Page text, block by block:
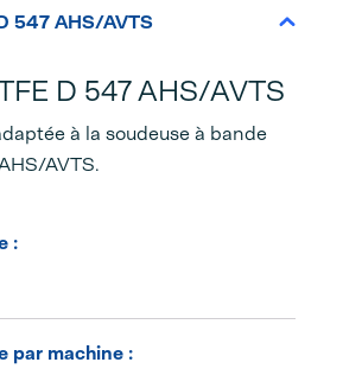
547 AHS/AVTS
D 547 AHS/AVTS
à la soudeuse à bande
AVTS.
:
par machine :